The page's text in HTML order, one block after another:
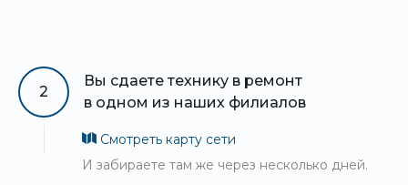
2
Вы сдаете технику в ремонт
в одном из наших филиалов
Смотреть карту сети
И забираете там же через несколько дней.